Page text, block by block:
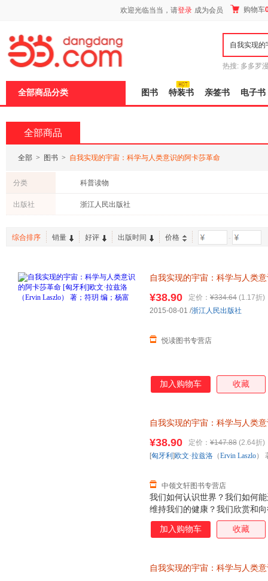
欢迎光临当当，请登录 成为会员 购物车
热搜: 多多罗
全部商品分类 图书 特装书 亲签书 电子书
全部商品
全部 > 图书 > 自我实现的宇宙：科学与人类意识的阿卡莎革命
分类 科普读物
出版社 浙江人民出版社
综合排序 销量 好评 出版时间 价格 -
自我实现的宇宙：科学与人类
选购！
¥38.90 定价： ¥334.64 (1.17折)
悦读图书专营店
2015-08-01 /浙江人民出版社
加入购物车 收藏
自我实现的宇宙：科学与人类
退换】
我们如何认识世界？我们如何
维持我们的健康？我们欣赏和
由？我们如何奋斗才能获得哲
科学”和创造了科学革命的激
互联系之时，我们发现科学在
¥38.90 定价： ¥147.88 (2.64折)
中领文轩图书专营店
[匈牙利 ]欧文·拉兹洛 （Ervin Laszlo）
加入购物车 收藏
自我实现的宇宙：科学与人类
页
加